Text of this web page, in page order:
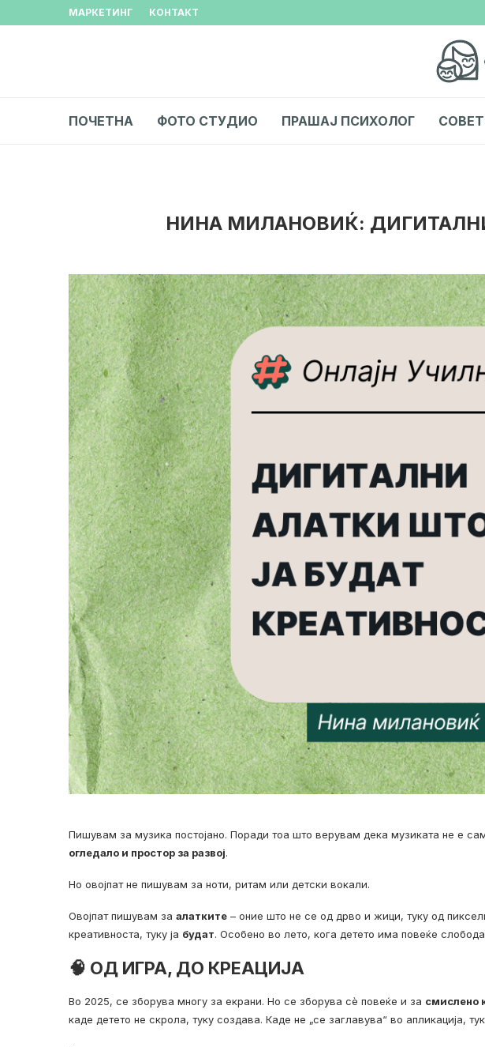
МАРКЕТИНГ КОНТАКТ
ПОЧЕТНА ФОТО СТУДИО ПРАШАЈ ПСИХОЛОГ
НИНА МИЛАНОВИЌ:
Пишувам за музика постојaно. Поради тоа што верувам дека музиката не е
огледало и простор за развој.
Но овојпат не пишувам за ноти, ритам или детски вокали.
Овојпат пишувам за алатките – оние што не се од дрво и жици, туку од
креативноста, туку ја будат. Особено во лето, кога детето има повеќе
🧠 ОД ИГРА, ДО КРЕАЦИЈА
Во 2025, се зборува многу за екрани. Но се зборува сè повеќе и за смислено
каде детето не скрола, туку создава. Каде не „се заглавува“ во апликација,